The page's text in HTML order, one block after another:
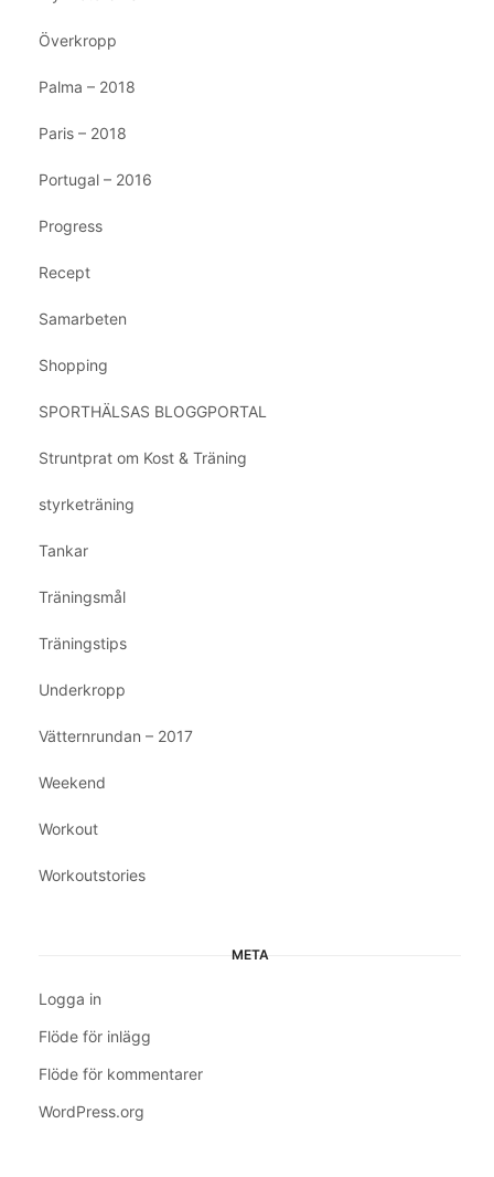
Överkropp
Palma – 2018
Paris – 2018
Portugal – 2016
Progress
Recept
Samarbeten
Shopping
SPORTHÄLSAS BLOGGPORTAL
Struntprat om Kost & Träning
styrketräning
Tankar
Träningsmål
Träningstips
Underkropp
Vätternrundan – 2017
Weekend
Workout
Workoutstories
META
Logga in
Flöde för inlägg
Flöde för kommentarer
WordPress.org